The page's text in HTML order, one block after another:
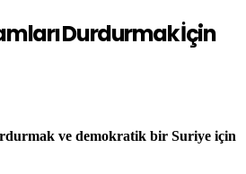
Durdurmak İçin
ve demokratik bir Suriye için